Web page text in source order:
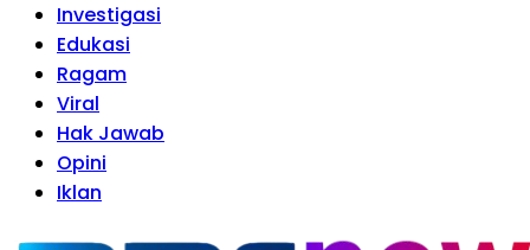
Investigasi
Edukasi
Ragam
Viral
Hak Jawab
Opini
Iklan